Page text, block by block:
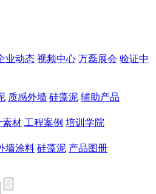
业动态 视频中心 万磊展会 验证中
质感外墙 硅藻泥 辅助产品
素材 工程案例 培训学院
墙涂料 硅藻泥 产品图册